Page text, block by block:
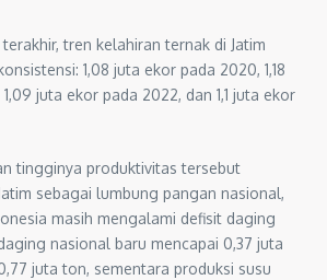
tren kelahiran ternak di Jatim
1,08 juta ekor pada 2020, 1,18
juta ekor pada 2022, dan 1,1 juta ekor
tingginya produktivitas tersebut
sebagai lumbung pangan nasional,
masih mengalami defisit daging
nasional baru mencapai 0,37 juta
juta ton, sementara produksi susu